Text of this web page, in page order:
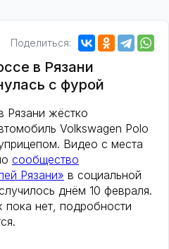
Поделиться:
в Рязани
с фурой
жёстко
Volkswagen Polo
Видео с места
сообщество
Рязани» в социальной
днём 10 февраля.
нет, подробности